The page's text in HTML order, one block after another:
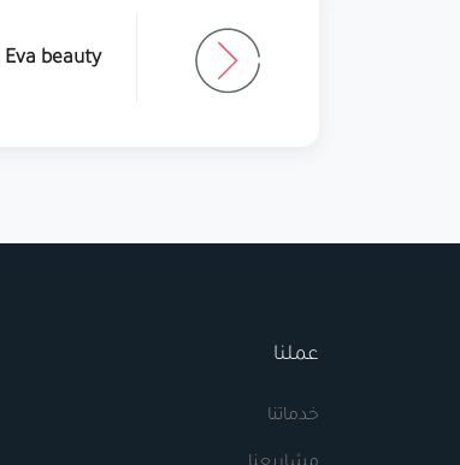
Eva beauty
عملنا
خدماتنا